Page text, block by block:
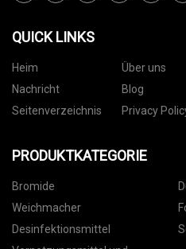
QUICK LINKS
Heim Über uns
Nachricht
Blog
Seitenverzeichnis
Privacy
PRODUKTKATEGORIE
Bromide
Weichmacher
Desinfektionsmittel